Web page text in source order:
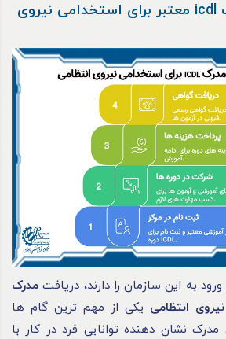
مراحل گرفتن مدرک icdl معتبر برای استخدامی نیروی
به این سازمان را دارند، دریافت مدرک
یکی از مهم ترین گام ها
نشان دهنده توانایی فرد در کار با